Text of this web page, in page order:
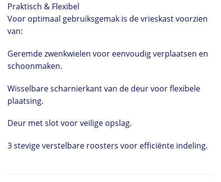
Praktisch & Flexibel
Voor optimaal gebruiksgemak is de vrieskast voorzien
van:
Geremde zwenkwielen voor eenvoudig verplaatsen en
schoonmaken.
Wisselbare scharnierkant van de deur voor flexibele
plaatsing.
Deur met slot voor veilige opslag.
3 stevige verstelbare roosters voor efficiënte indeling.